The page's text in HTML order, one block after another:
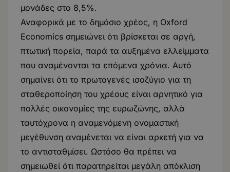
μονάδες στο 8,5%.
Αναφορικά με το δημόσιο χρέος, η Oxford
Economics σημειώνει ότι βρίσκεται σε αργή,
πτωτική πορεία, παρά τα αυξημένα ελλείμματα
που αναμένονται τα επόμενα χρόνια. Αυτό
σημαίνει ότι το πρωτογενές ισοζύγιο για τη
σταθεροποίηση του χρέους είναι αρνητικό για
πολλές οικονομίες της ευρωζώνης, αλλά
ταυτόχρονα η αναμενόμενη ονομαστική
μεγέθυνση αναμένεται να είναι αρκετή για να
το αντισταθμίσει. Ωστόσο θα πρέπει να
σημειωθεί ότι παρατηρείται μεγάλη απόκλιση